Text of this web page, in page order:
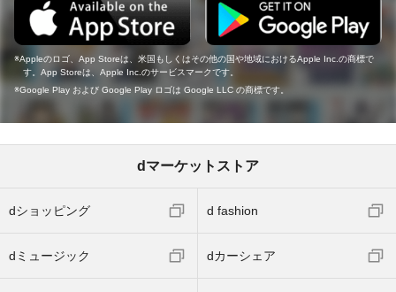
Appleのロゴ、App Storeは、米国もしくはその他の国や地域におけるApple Inc.の商標で
す。App Storeは、Apple Inc.のサービスマークです。
Google Play および Google Play ロゴは Google LLC の商標です。
dマーケットストア
dショッピング d fashion
dミュージック dカーシェア